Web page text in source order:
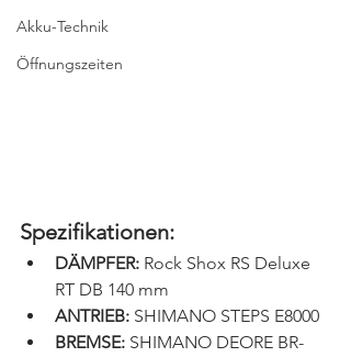
Akku-Technik
Öffnungszeiten
Spezifikationen:
DÄMPFER: Rock Shox RS Deluxe
RT DB 140 mm
ANTRIEB: SHIMANO STEPS E8000
BREMSE: SHIMANO DEORE BR-